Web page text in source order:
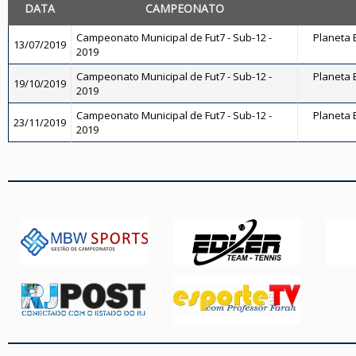
DATA CAMPEONATO
13/07/2019
Campeonato Municipal de Fut7 - Sub-12 -
2019
Planeta
19/10/2019
Campeonato Municipal de Fut7 - Sub-12 -
2019
Planeta
23/11/2019
Campeonato Municipal de Fut7 - Sub-12 -
2019
Planeta